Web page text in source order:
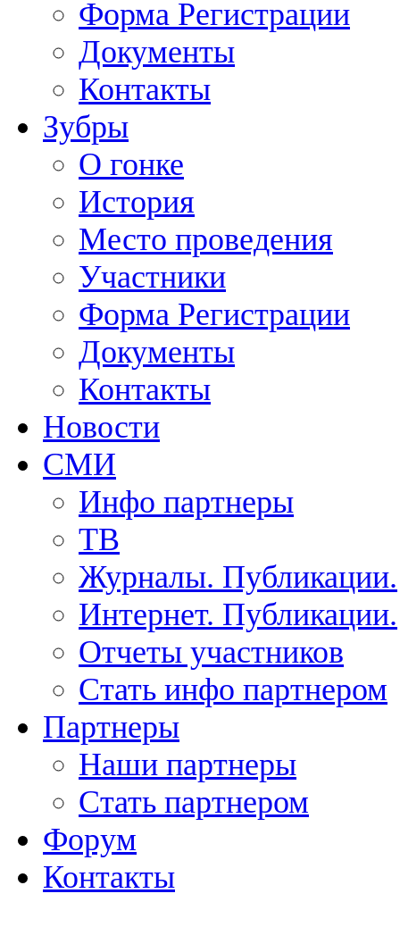
Форма Регистрации
Документы
Контакты
Зубры
О гонке
История
Место проведения
Участники
Форма Регистрации
Документы
Контакты
Новости
СМИ
Инфо партнеры
ТВ
Журналы. Публикации.
Интернет. Публикации.
Отчеты участников
Стать инфо партнером
Партнеры
Наши партнеры
Стать партнером
Форум
Контакты